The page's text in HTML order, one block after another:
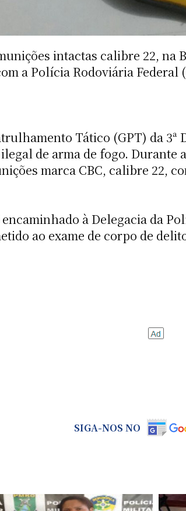
intactas calibre 22, na
a Polícia Rodoviária
Tático (GPT) da
de arma de fogo. Durante
marca CBC, calibre 22,
à Delegacia da
ao exame de corpo de
SIGA-NOS NO